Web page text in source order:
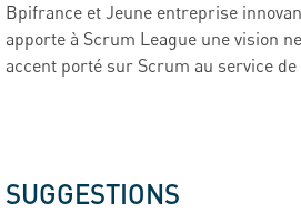
Bpifrance et Jeune entreprise
apporte à Scrum League une vision
accent porté sur Scrum au service
SUGGESTIONS